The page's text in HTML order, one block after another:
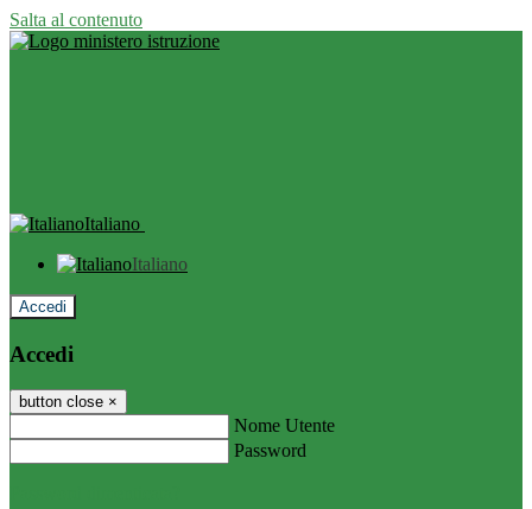
Salta al contenuto
Italiano
Italiano
Accedi
Accedi
button close ×
Nome Utente
Password